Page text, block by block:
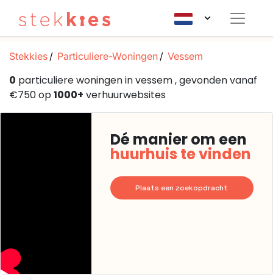
Stekkies Particuliere-Woningen Vessem
0 particuliere woningen in vessem , gevonden vanaf
€750 op1000+ verhuurwebsites
Dé manier om een
huurhuis te vinden
Plaats een zoekopdracht